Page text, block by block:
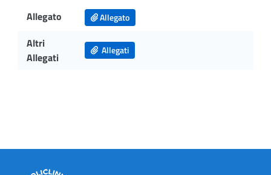
Allegato Allegato
Altri
Allegati
Allegati